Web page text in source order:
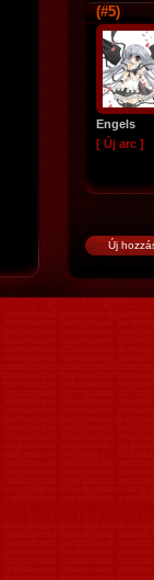
(#5)
Engels
[ Új arc ]